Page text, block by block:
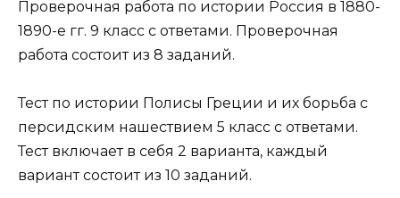
Проверочная работа по истории Россия в 1880-
1890-е гг. 9 класс с ответами. Проверочная
работа состоит из 8 заданий.
Тест по истории Полисы Греции и их борьба с
персидским нашествием 5 класс с ответами.
Тест включает в себя 2 варианта, каждый
вариант состоит из 10 заданий.